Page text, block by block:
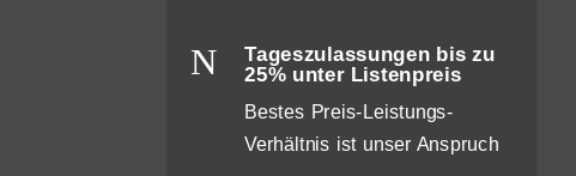
N
Tageszulassungen bis zu
25% unter Listenpreis
Bestes Preis-Leistungs-
Verhältnis ist unser Anspruch